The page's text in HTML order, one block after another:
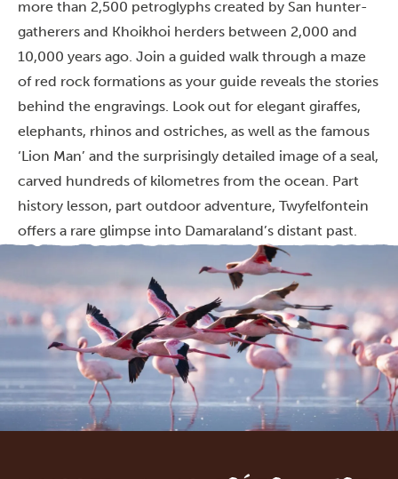
more than 2,500 petroglyphs created by San hunter-
gatherers and Khoikhoi herders between 2,000 and
10,000 years ago. Join a guided walk through a maze
of red rock formations as your guide reveals the stories
behind the engravings. Look out for elegant giraffes,
elephants, rhinos and ostriches, as well as the famous
‘Lion Man’ and the surprisingly detailed image of a seal,
carved hundreds of kilometres from the ocean. Part
history lesson, part outdoor adventure, Twyfelfontein
offers a rare glimpse into Damaraland’s distant past.